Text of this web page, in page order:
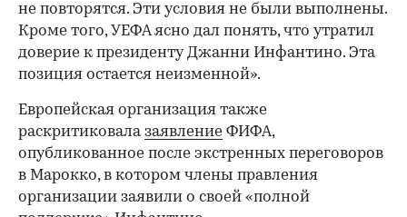
не повторятся. Эти условия не были выполнены.
Кроме того, УЕФА ясно дал понять, что утратил
доверие к президенту Джанни Инфантино. Эта
позиция остается неизменной».
Европейская организация также
раскритиковалазаявление ФИФА,
опубликованное после экстренных переговоров
в Марокко, в котором члены правления
организации заявили о своей «полной